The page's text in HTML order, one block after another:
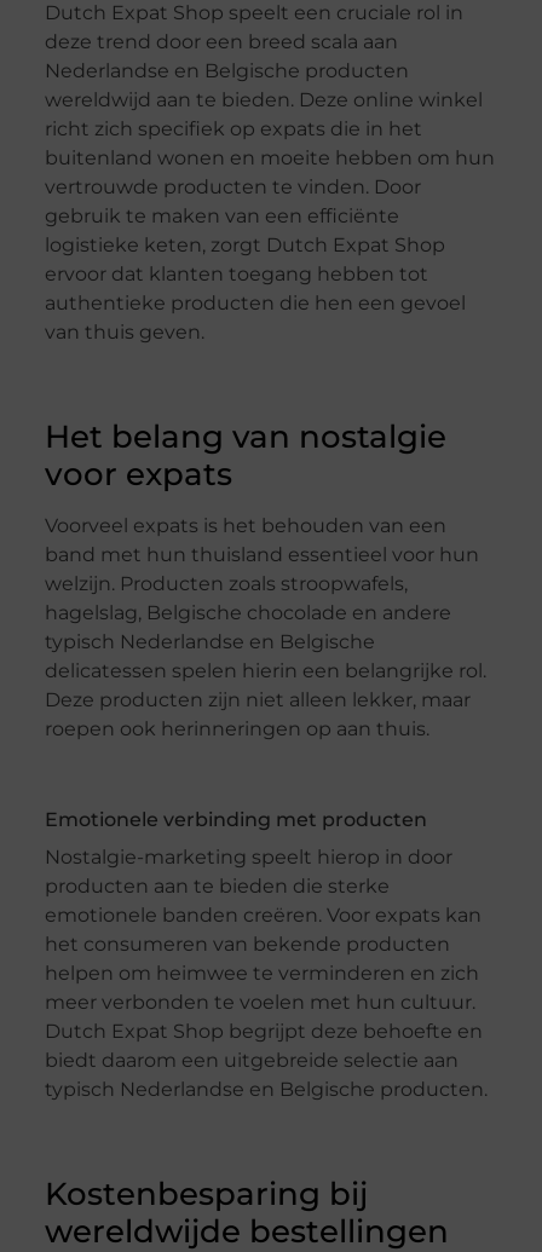
Dutch Expat Shop speelt een cruciale rol in
deze trend door een breed scala aan
Nederlandse en Belgische producten
wereldwijd aan te bieden. Deze online winkel
richt zich specifiek op expats die in het
buitenland wonen en moeite hebben om hun
vertrouwde producten te vinden. Door
gebruik te maken van een efficiënte
logistieke keten, zorgt Dutch Expat Shop
ervoor dat klanten toegang hebben tot
authentieke producten die hen een gevoel
van thuis geven.
Het belang van nostalgie
voor expats
Voorveel expats is het behouden van een
band met hun thuisland essentieel voor hun
welzijn. Producten zoals stroopwafels,
hagelslag, Belgische chocolade en andere
typisch Nederlandse en Belgische
delicatessen spelen hierin een belangrijke rol.
Deze producten zijn niet alleen lekker, maar
roepen ook herinneringen op aan thuis.
Emotionele verbinding met producten
Nostalgie-marketing speelt hierop in door
producten aan te bieden die sterke
emotionele banden creëren. Voor expats kan
het consumeren van bekende producten
helpen om heimwee te verminderen en zich
meer verbonden te voelen met hun cultuur.
Dutch Expat Shop begrijpt deze behoefte en
biedt daarom een uitgebreide selectie aan
typisch Nederlandse en Belgische producten.
Kostenbesparing bij
wereldwijde bestellingen